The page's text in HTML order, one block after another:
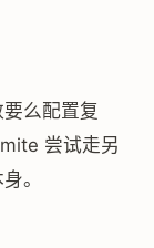
么配置复
尝试走另
。